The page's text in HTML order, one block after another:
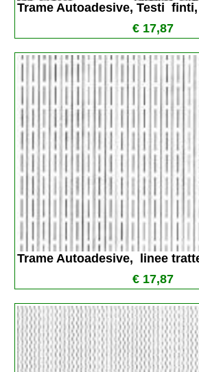
Trame Autoadesive, Testi  finti,
€ 17,87
Trame Autoadesive,  linee
€ 17,87